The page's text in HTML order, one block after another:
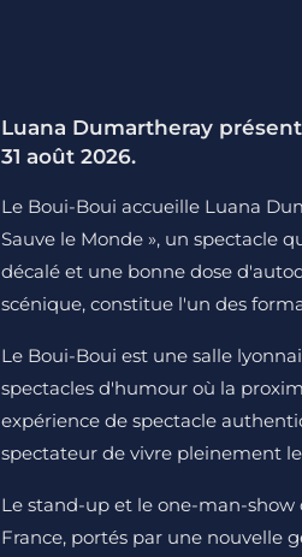
Luana Dumartheray
31 août 2026.
Le Boui-Boui accueille Luana
Sauve le Monde », un spectacle
décalé et une bonne dose
scénique, constitue l'un des
Le Boui-Boui est une salle
spectacles d'humour où la
expérience de spectacle
spectateur de vivre pleinement
Le stand-up et le one-man-
France, portés par une nouvelle